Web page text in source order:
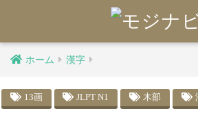
ホーム 漢字
13画 JLPT N1 木部